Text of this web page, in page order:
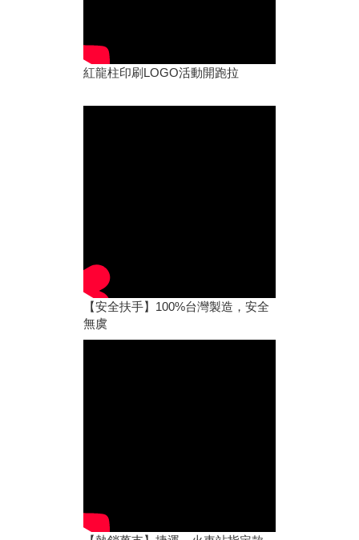
紅龍柱印刷LOGO活動開跑拉
【安全扶手】100%台灣製造，安全
無虞